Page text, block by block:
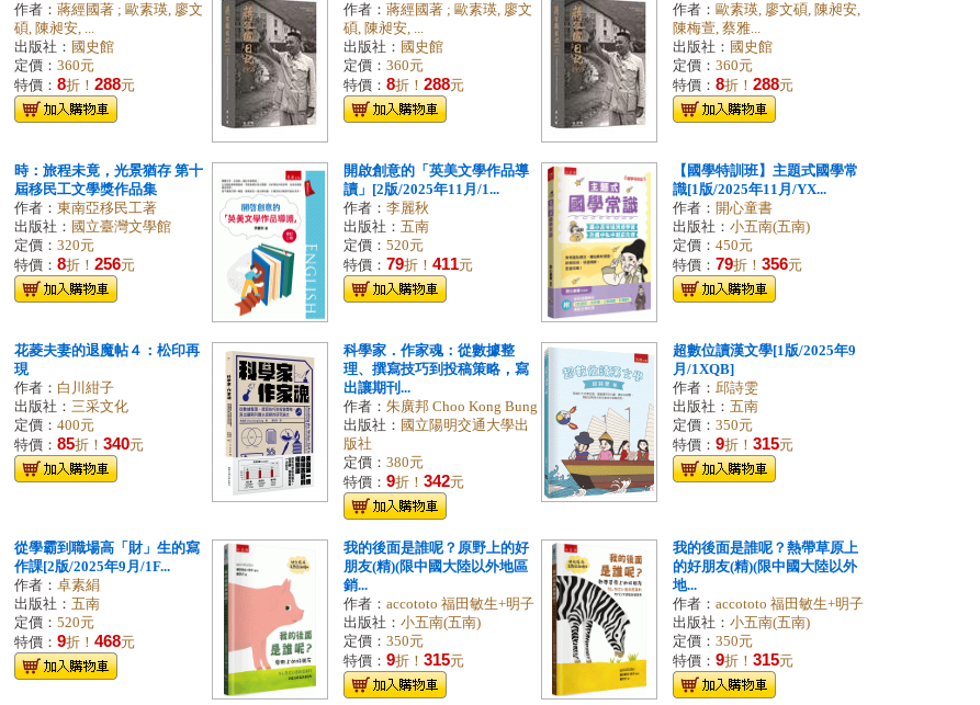
作者： 蔣經國著 ; 歐素瑛, 廖文
碩, 陳昶安, ...
出版社： 國史館
定價： 360元
特價： 8折！ 288元
作者： 蔣經國著 ; 歐素瑛, 廖文
碩, 陳昶安, ...
出版社： 國史館
定價： 360元
特價： 8折！ 288元
作者： 歐素瑛, 廖文碩, 陳昶安,
陳梅萱, 蔡雅...
出版社： 國史館
定價： 360元
特價： 8折！ 288元
時：旅程未竟，光景猶存 第十
屆移民工文學獎作品集
作者： 東南亞移民工著
出版社： 國立臺灣文學館
定價： 320元
特價： 8折！ 256元
開啟創意的「英美文學作品導
讀」[2版/2025年11月/1...
作者： 李麗秋
出版社： 五南
定價： 520元
特價： 79折！ 411元
【國學特訓班】主題式國學常
識[1版/2025年11月/YX...
作者： 開心童書
出版社： 小五南(五南)
定價： 450元
特價： 79折！ 356元
花菱夫妻的退魔帖４：松印再
現
作者： 白川紺子
出版社： 三采文化
定價： 400元
特價： 85折！ 340元
科學家．作家魂：從數據整
理、撰寫技巧到投稿策略，寫
出讓期刊...
作者： 朱廣邦 Choo Kong Bung
出版社： 國立陽明交通大學出
版社
定價： 380元
特價： 9折！ 342元
超數位讀漢文學[1版/2025年9
月/1XQB]
作者： 邱詩雯
出版社： 五南
定價： 350元
特價： 9折！ 315元
從學霸到職場高「財」生的寫
作課[2版/2025年9月/1F...
作者： 卓素絹
出版社： 五南
定價： 520元
特價： 9折！ 468元
我的後面是誰呢？原野上的好
朋友(精)(限中國大陸以外地區
銷...
作者： accototo 福田敏生+明子
出版社： 小五南(五南)
定價： 350元
特價： 9折！ 315元
我的後面是誰呢？熱帶草原上
的好朋友(精)(限中國大陸以外
地...
作者： accototo 福田敏生+明子
出版社： 小五南(五南)
定價： 350元
特價： 9折！ 315元